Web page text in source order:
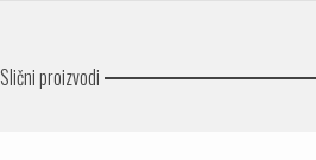
Slični proizvodi